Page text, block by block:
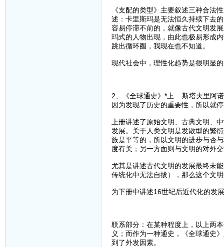
《支配的类型》主要叙述三种合法
述：卡里斯玛是无法恒久持续下去
容易停滞不前的，就像古代文明发
玛式的人物出现，由此也极易形成
跳出循环圈，我现在也不知道。
现代社会中，理性化趋势是很明显
2、《全球通史》*上 斯塔夫里阿
因为发现了历史的重要性，所以就
上册讲述了原始文明、古典文明、
发展。关于人类文明是发散型的繁
族是平等的，所以文明的进步与否
度有关；另一方面则与文明的对外
尤其是讲述古代文明的发展最终未
传统化中无法自拔），那么这个文
为下册中讲述16世纪后近代化的发
联系部分：在某种程度上，以上两
义；而作为一种通史，《全球通史
到了外发因素。